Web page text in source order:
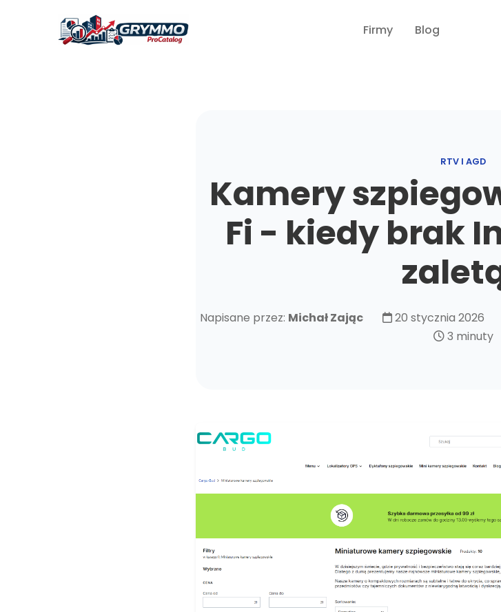
Firmy Blog
RTV I AGD
Kamery
Fi - kiedy brak
Napisane przez: Michał Zając 20 stycznia 2026
3 minuty